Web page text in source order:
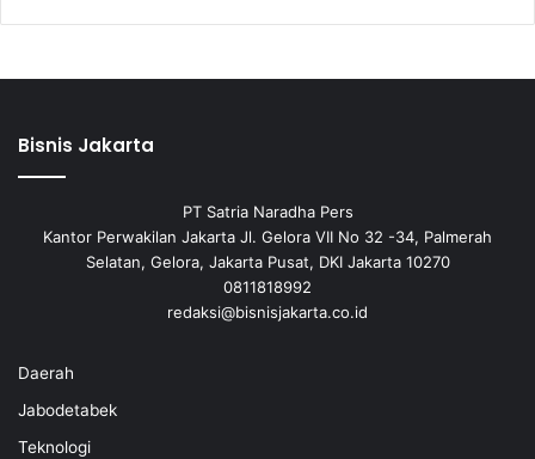
Bisnis Jakarta
PT Satria Naradha Pers
Kantor Perwakilan Jakarta Jl. Gelora VII No 32 -34, Palmerah
Selatan, Gelora, Jakarta Pusat, DKI Jakarta 10270
0811818992
redaksi@bisnisjakarta.co.id
Daerah
Jabodetabek
Teknologi